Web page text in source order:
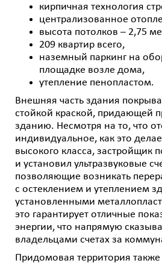
кирпичная технология
централизованное
высота потолков – 2,75
209 квартир всего,
наземный паркинг на
площадке возле дома,
утепление пенопластом.
Внешняя часть здания
стойкой краской, придающей
зданию. Несмотря на то, что
индивидуальное, как это
высокого класса, застройщик
и установил ультразвуковые
позволяющие возникать
с остеклением и утеплением
установленными
это гарантирует отличные
энергии, что напрямую
владельцами счетах за
Придомовая территория